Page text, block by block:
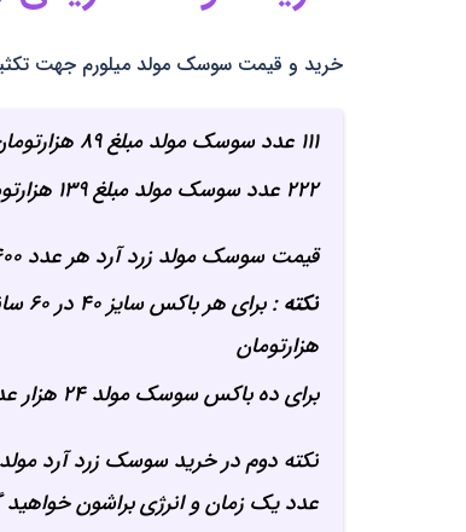
خرید و قیمت سوسک مولد میلورم جهت
۱۱۱ عدد سوسک مولد مبلغ ۸۹ هزارتومان + ۴۹ هزارتومان هزینه ارسال تا درب منزل
۲۲۲ عدد سوسک مولد مبلغ ۱۳۹ هزارتومان + ۴۹ هزارتومان ارسال درب منزل واریزی ۱۸۸ هزارتومان
قیمت سوسک مولد زرد آرد هر عدد ۴۰۰ تومان (۴۰۰۰ ریال) است.
نکته
هزارتومان
برای ده باکس سوسک مولد ۲۴ هزار عدد نیاز دارید قیمت ۹ میلیون و ۶۰۰ هزارتومان
عدد یک زمان و انرژی براشون خواهید گذاشت. اگر تست میکنی